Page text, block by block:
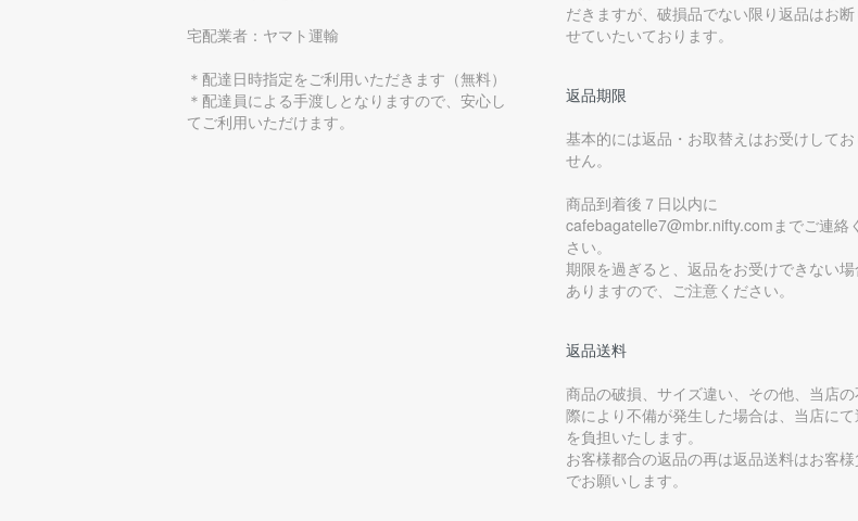
宅配業者：ヤマト運輸
＊配達日時指定をご利用いただきます（無料）
＊配達員による手渡しとなりますので、安心し
てご利用いただけます。
だきますが、破損品でない限り返品はお断
せていたいております。
返品期限
基本的には返品・お取替えはお受けしてお
せん。
商品到着後７日以内に
cafebagatelle7@mbr.nifty.comまでご連絡
さい。
期限を過ぎると、返品をお受けできない
ありますので、ご注意ください。
返品送料
商品の破損、サイズ違い、その他、当店
際により不備が発生した場合は、当店に
を負担いたします。
お客様都合の返品の再は返品送料はお客様
でお願いします。